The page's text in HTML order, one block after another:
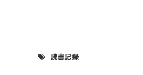
読書記録